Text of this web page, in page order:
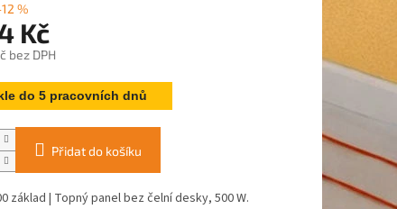
%
Kč
bez DPH
do 5 pracovních dnů
Přidat do košíku
základ | Topný panel bez čelní desky, 500 W.